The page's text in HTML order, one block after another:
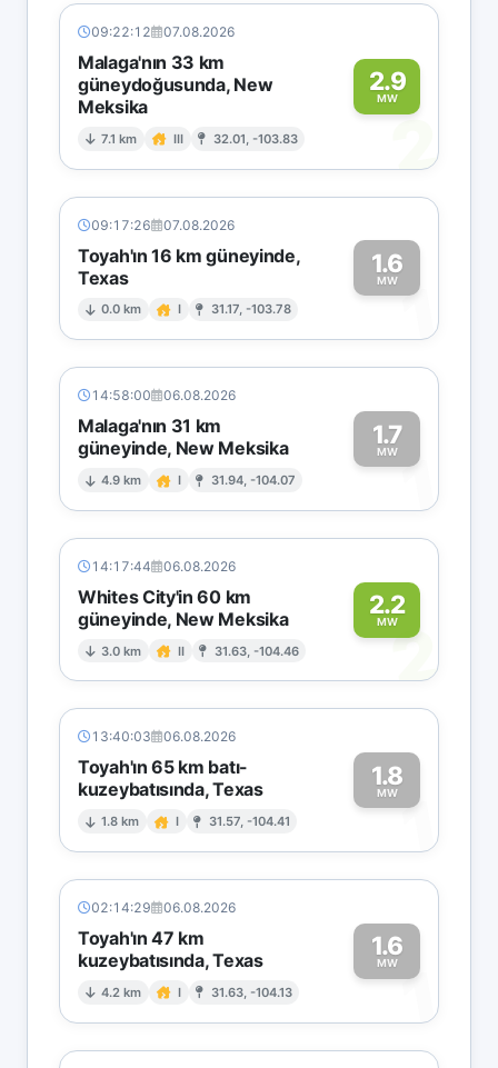
09:22:12 07.08.2026
Malaga'nın 33 km
güneydoğusunda, New
Meksika
7.1 km III 32.01, -103.83
2.9
MW
2
09:17:26 07.08.2026
Toyah'ın 16 km güneyinde,
Texas
0.0 km I 31.17, -103.78
1.6
MW1
14:58:00 06.08.2026
Malaga'nın 31 km
güneyinde, New Meksika
4.9 km I 31.94, -104.07
1.7
MW1
14:17:44 06.08.2026
Whites City'in 60 km
güneyinde, New Meksika
3.0 km II 31.63, -104.46
2.2
MW2
13:40:03 06.08.2026
Toyah'ın 65 km batı-
kuzeybatısında, Texas
1.8 km I 31.57, -104.41
1.8
MW1
02:14:29 06.08.2026
Toyah'ın 47 km
kuzeybatısında, Texas
4.2 km I 31.63, -104.13
1.6
MW1